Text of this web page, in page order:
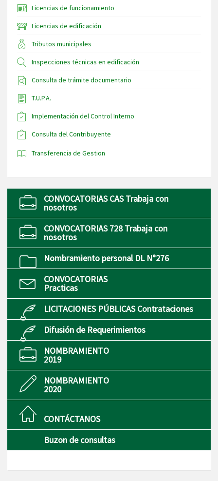
Licencias de funcionamiento
Licencias de edificación
Tributos municipales
Inspecciones técnicas en edificación
Consulta de trámite documentario
T.U.P.A.
Implementación del Control Interno
Consulta del Contribuyente
Transferencia de Gestion
CONVOCATORIAS CAS Trabaja con
nosotros
CONVOCATORIAS 728 Trabaja con
nosotros
Nombramiento personal DL N°276
CONVOCATORIAS
Practicas
LICITACIONES PÚBLICAS Contrataciones
Difusión de Requerimientos
NOMBRAMIENTO
2019
NOMBRAMIENTO
2020
CONTÁCTANOS
Buzon de consultas